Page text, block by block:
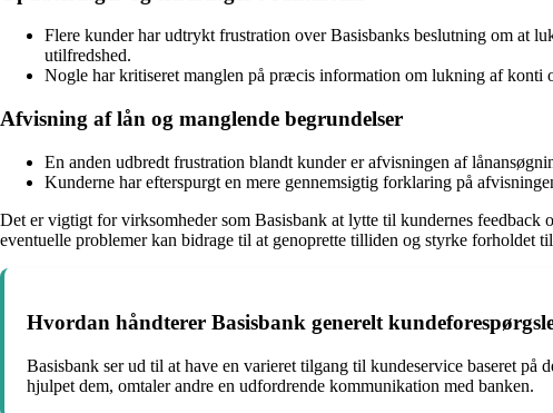
Flere kunder har udtrykt frustration over Basisbanks beslutning om at
utilfredshed.
Nogle har kritiseret manglen på præcis information om lukning af konti
Afvisning af lån og manglende begrundelser
En anden udbredt frustration blandt kunder er afvisningen af
Kunderne har efterspurgt en mere gennemsigtig forklaring på
Det er vigtigt for virksomheder som Basisbank at lytte til kundernes feedback
eventuelle problemer kan bidrage til at genoprette tilliden og styrke forholdet
Hvordan håndterer Basisbank generelt
Basisbank ser ud til at have en varieret tilgang til kundeservice baseret
hjulpet dem, omtaler andre en udfordrende kommunikation med banken.